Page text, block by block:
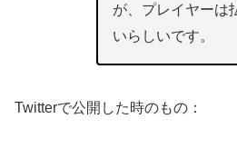
が、プレイヤーは
いらしいです。
Twitterで公開した時のもの：